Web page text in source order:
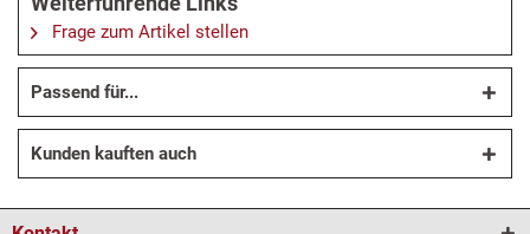
Frage zum Artikel stellen
Passend für...
Kunden kauften auch